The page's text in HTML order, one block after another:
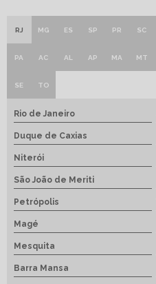
RJ MG ES SP PR SC
PA AC AL AP MA MT
SE TO
Rio de Janeiro
Duque de Caxias
Niterói
São João de Meriti
Petrópolis
Magé
Mesquita
Barra Mansa